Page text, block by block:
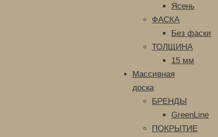
Ясень
ФАСКА
Без фаски
ТОЛЩИНА
15 мм
Массивная
доска
БРЕНДЫ
GreenLine
ПОКРЫТИЕ